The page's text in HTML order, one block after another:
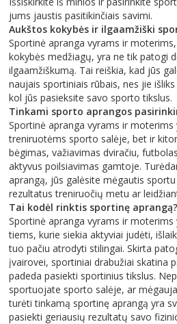
jums jaustis pasitikinčiais savimi.
Aukštos kokybės ir ilgaamžiški
Sportinė apranga vyrams ir
kokybės medžiagų, yra ne tik patogi
ilgaamžiškumą. Tai reiškia, kad jūs
naujais sportiniais rūbais, nes jie
kol jūs pasieksite savo sporto tikslus.
Tinkami sporto aprangos
Sportinė apranga vyrams ir
treniruotėms sporto salėje, bet ir
bėgimas, važiavimas dviračiu,
aktyvus poilsiavimas gamtoje.
aprangą, jūs galėsite mėgautis
rezultatus treniruočių metu ar
Tai kodėl rinktis sportinę aprangą?
Sportinė apranga vyrams ir moterims
tiems, kurie siekia aktyviai judėti,
tuo pačiu atrodyti stilingai. Skirta
įvairovei, sportiniai drabužiai skatina
padeda pasiekti sportinius tikslus.
sportuojate sporto salėje, ar
turėti tinkamą sportinę aprangą yra
pasiekti geriausių rezultatų savo